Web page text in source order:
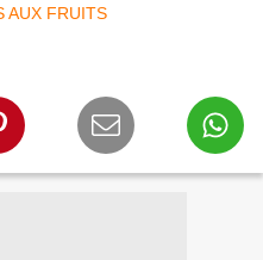
AUX FRUITS